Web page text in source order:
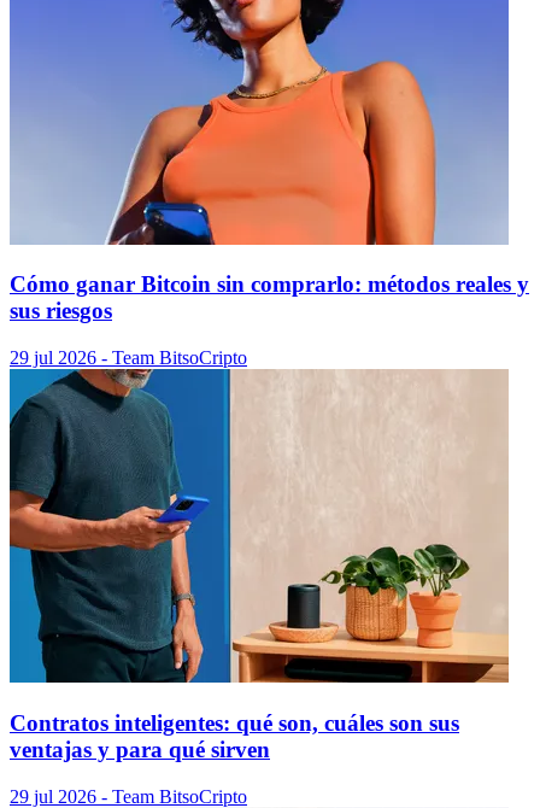
Cómo ganar Bitcoin sin comprarlo: métodos reales y
sus riesgos
29 jul 2026 - Team BitsoCripto
Contratos inteligentes: qué son, cuáles son sus
ventajas y para qué sirven
29 jul 2026 - Team BitsoCripto